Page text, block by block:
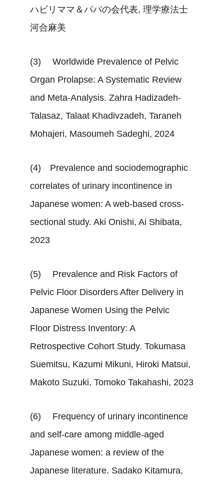
ハビリママ＆パパの会代表, 理学療法士
河合麻美
(3)	 Worldwide Prevalence of Pelvic
Organ Prolapse: A Systematic Review
and Meta-Analysis. Zahra Hadizadeh-
Talasaz, Talaat Khadivzadeh, Taraneh
Mohajeri, Masoumeh Sadeghi, 2024
(4)	Prevalence and sociodemographic
correlates of urinary incontinence in
Japanese women: A web-based cross-
sectional study. Aki Onishi, Ai Shibata,
2023
(5)	 Prevalence and Risk Factors of
Pelvic Floor Disorders After Delivery in
Japanese Women Using the Pelvic
Floor Distress Inventory: A
Retrospective Cohort Study. Tokumasa
Suemitsu, Kazumi Mikuni, Hiroki Matsui,
Makoto Suzuki, Tomoko Takahashi, 2023
(6)	 Frequency of urinary incontinence
and self-care among middle-aged
Japanese women: a review of the
Japanese literature. Sadako Kitamura,